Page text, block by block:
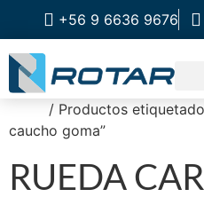
+56 9 6636 9676
/ Productos
caucho goma”
RUEDA